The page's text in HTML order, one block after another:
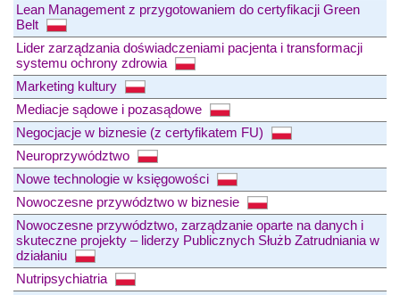
Lean Management z przygotowaniem do certyfikacji Green
Belt
Lider zarządzania doświadczeniami pacjenta i transformacji
systemu ochrony zdrowia
Marketing kultury
Mediacje sądowe i pozasądowe
Negocjacje w biznesie (z certyfikatem FU)
Neuroprzywództwo
Nowe technologie w księgowości
Nowoczesne przywództwo w biznesie
Nowoczesne przywództwo, zarządzanie oparte na danych i
skuteczne projekty – liderzy Publicznych Służb Zatrudniania w
działaniu
Nutripsychiatria